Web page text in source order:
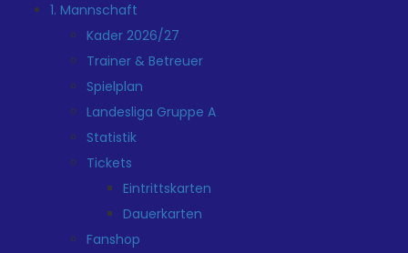
1. Mannschaft
Kader 2026/27
Trainer & Betreuer
Spielplan
Landesliga Gruppe A
Statistik
Tickets
Eintrittskarten
Dauerkarten
Fanshop